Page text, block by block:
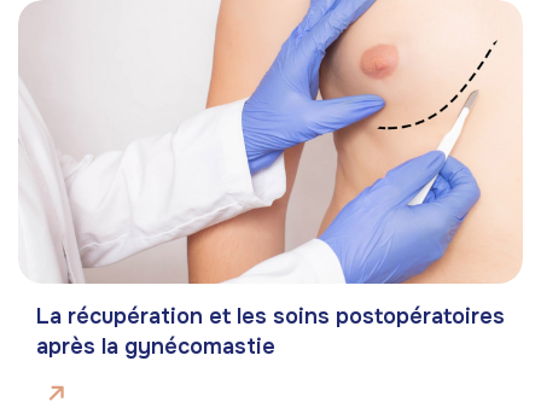
La récupération et les soins postopératoires
après la gynécomastie